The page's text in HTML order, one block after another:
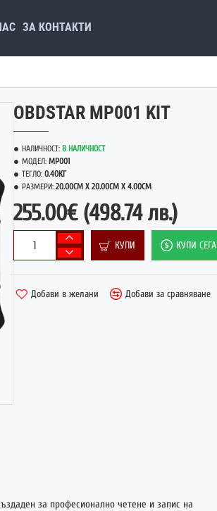
ЗА КОНТАКТИ
OBDSTAR MP001 KIT
НАЛИЧНОСТ: В НАЛИЧНОСТ
МОДЕЛ: MP001
ТЕГЛО: 0.40КГ
РАЗМЕРИ: 20.00CM X 20.00CM X 4.00CM
255.00€ (498.74 лв.)
КУПИ КУПИ СЕГА
Добави в желани Добави за сравняване
за професионално четене и запис на